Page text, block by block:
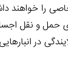
را خواهند
حمل و نقل
در